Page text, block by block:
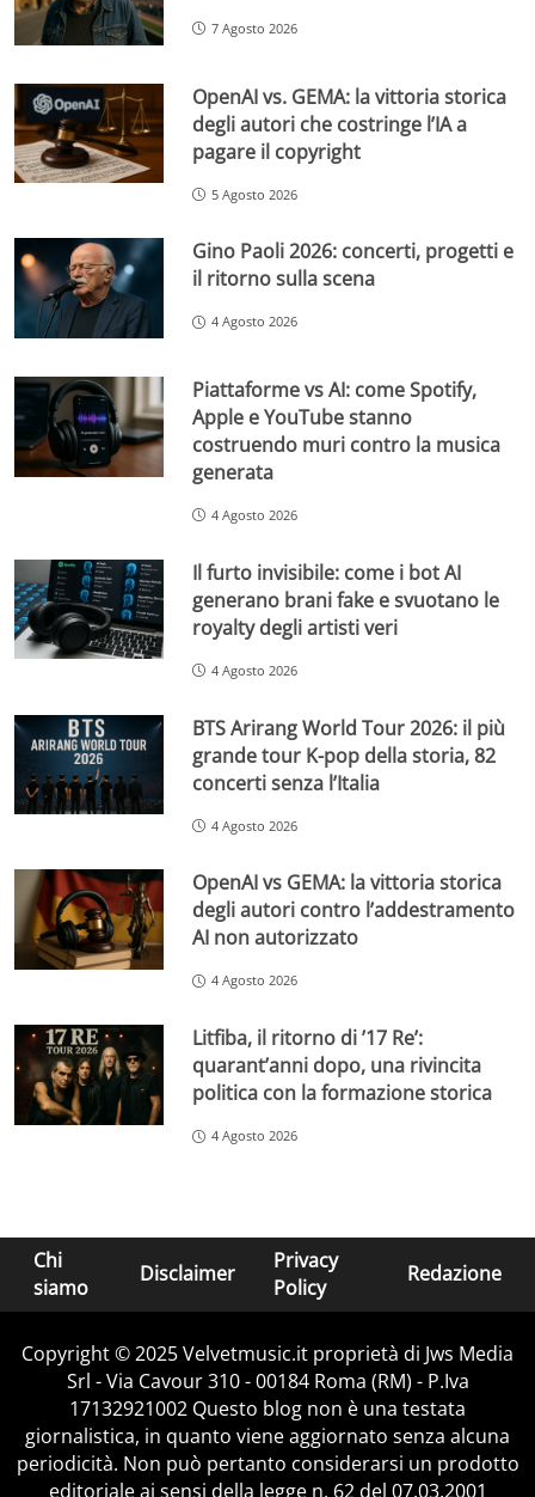
7 Agosto 2026
OpenAI vs. GEMA: la vittoria storica
degli autori che costringe l’IA a
pagare il copyright
5 Agosto 2026
Gino Paoli 2026: concerti, progetti e
il ritorno sulla scena
4 Agosto 2026
Piattaforme vs AI: come Spotify,
Apple e YouTube stanno
costruendo muri contro la musica
generata
4 Agosto 2026
Il furto invisibile: come i bot AI
generano brani fake e svuotano le
royalty degli artisti veri
4 Agosto 2026
BTS Arirang World Tour 2026: il più
grande tour K-pop della storia, 82
concerti senza l’Italia
4 Agosto 2026
OpenAI vs GEMA: la vittoria storica
degli autori contro l’addestramento
AI non autorizzato
4 Agosto 2026
Litfiba, il ritorno di ’17 Re’:
quarant’anni dopo, una rivincita
politica con la formazione storica
4 Agosto 2026
Chi
siamo
Disclaimer
Privacy
Policy
Redazione
Copyright © 2025 Velvetmusic.it proprietà di Jws Media
Srl - Via Cavour 310 - 00184 Roma (RM) - P.Iva
17132921002 Questo blog non è una testata
giornalistica, in quanto viene aggiornato senza alcuna
periodicità. Non può pertanto considerarsi un prodotto
editoriale ai sensi della legge n. 62 del 07.03.2001